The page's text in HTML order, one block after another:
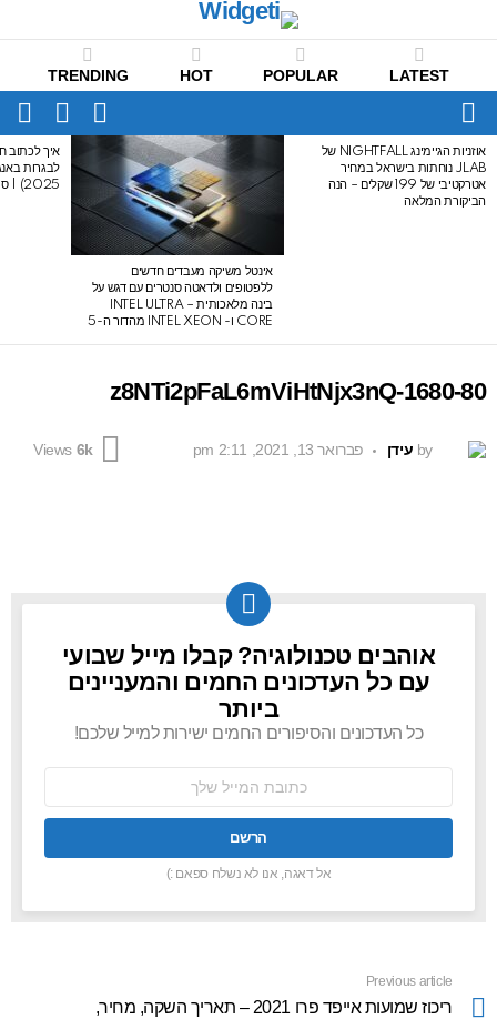
LATEST
POPULAR
HOT
TRENDING
Menu
SWITCH
SKIN
LATEST
STORIES
אוזניות הגיימינג NIGHTFALL של
JLAB נוחתות בישראל במחיר
אטרקטיבי של 199 שקלים – הנה
הביקורת המלאה
אינטל משיקה מעבדים חדשים
ללפטופים ולדאטה סנטרים עם דגש על
בינה מלאכותית – INTEL ULTRA
CORE ו- INTEL XEON מהדור ה-5
איך לכתוב
2025) | סיכום לבגרות באנגלית
z8NTi2pFaL6mViHtNjx3nQ-1680-80
by עידן פברואר 13, 2021, 2:11 pm 6k
Views
NEWSLETTER
אוהבים טכנולוגיה? קבלו מייל שבועי
עם כל העדכונים החמים והמעניינים
ביותר
כל העדכונים והסיפורים החמים ישירות למייל שלכם!
אל דאגה, אנו לא נשלח ספאם :)
more
Previous article
ריכוז שמועות אייפד פרו 2021 – תאריך השקה, מחיר,